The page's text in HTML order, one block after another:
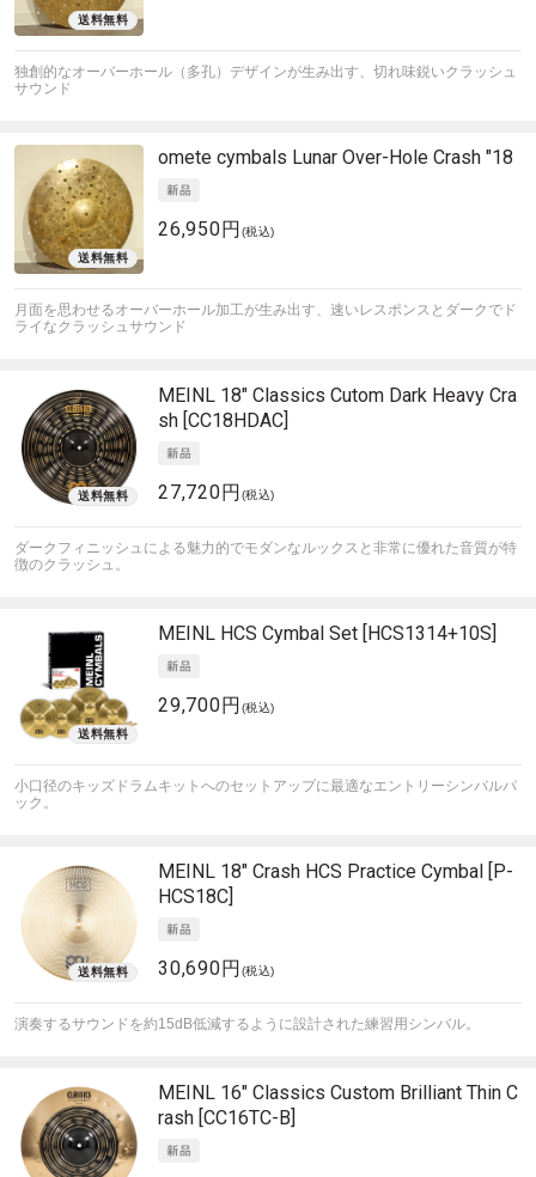
独創的なオーバーホール（多孔）デザインが生み出す、切れ味鋭いクラッシュ
サウンド
omete cymbals Lunar Over-Hole Crash "18
26,950円 (税込)
月面を思わせるオーバーホール加工が生み出す、速いレスポンスとダークでド
ライなクラッシュサウンド
MEINL 18" Classics Cutom Dark Heavy Cra
sh [CC18HDAC]
27,720円 (税込)
ダークフィニッシュによる魅力的でモダンなルックスと非常に優れた音質が特
徴のクラッシュ。
MEINL HCS Cymbal Set [HCS1314+10S]
29,700円 (税込)
小口径のキッズドラムキットへのセットアップに最適なエントリーシンバルパ
ック。
MEINL 18" Crash HCS Practice Cymbal [P-
HCS18C]
30,690円 (税込)
演奏するサウンドを約15dB低減するように設計された練習用シンバル。
MEINL 16" Classics Custom Brilliant Thin C
rash [CC16TC-B]